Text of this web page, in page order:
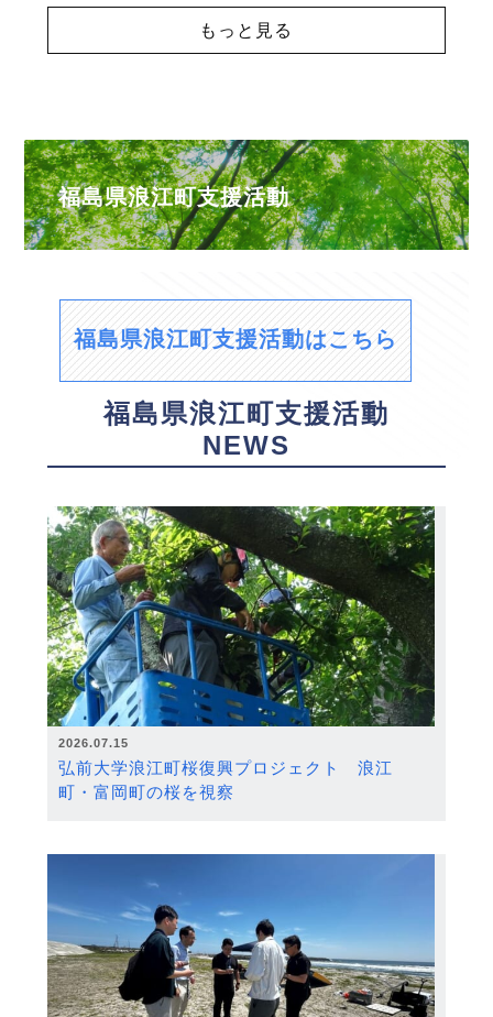
もっと見る
福島県浪江町支援活動
福島県浪江町支援活動はこちら
福島県浪江町支援活動
NEWS
2026.07.15
弘前大学浪江町桜復興プロジェクト 浪江
町・富岡町の桜を視察